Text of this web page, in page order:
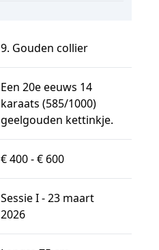
9. Gouden collier
Een 20e eeuws 14
karaats (585/1000)
geelgouden kettinkje.
€ 400 - € 600
Sessie I - 23 maart
2026